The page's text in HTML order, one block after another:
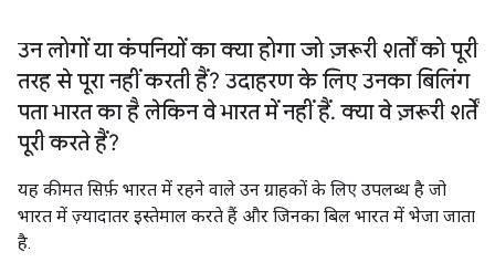
उन लोगों या कंपनियों का क्या होगा जो ज़रूरी शर्तों को पूरी
तरह से पूरा नहीं करती हैं? उदाहरण के लिएउनका बिलिंग
पता भारत का हैलेकिन वे भारत में नहीं हैं. क्या वे ज़रूरी शर्तें
पूरी करते हैं?
यह कीमत सिर्फ़ भारत में रहने वाले उन ग्राहकों के लिए उपलब्ध है जो
भारत में ज़्यादातर इस्तेमाल करते हैं और जिनका बिल भारत में भेजा जाता
है.